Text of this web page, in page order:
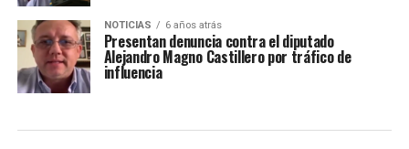
NOTICIAS 6 años atrás
Presentan denuncia contra el diputado
Alejandro Magno Castillero por tráfico de
influencia